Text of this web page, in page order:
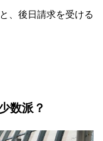
、後日請求を受ける
数派？